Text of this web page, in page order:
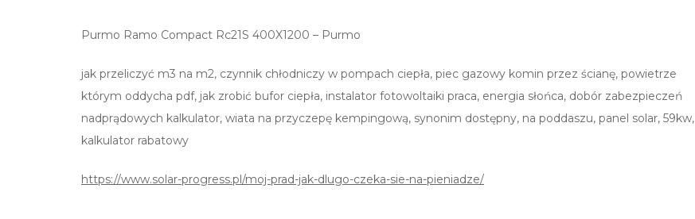
Purmo Ramo Compact Rc21S 400X1200 – Purmo
jak przeliczyć m3 na m2, czynnik chłodniczy w pompach ciepła, piec gazowy komin przez ścianę, powietrze
którym oddycha pdf, jak zrobić bufor ciepła, instalator fotowoltaiki praca, energia słońca, dobór zabezpieczeń
nadprądowych kalkulator, wiata na przyczepę kempingową, synonim dostępny, na poddaszu, panel solar, 59kw,
kalkulator rabatowy
https://www.solar-progress.pl/moj-prad-jak-dlugo-czeka-sie-na-pieniadze/